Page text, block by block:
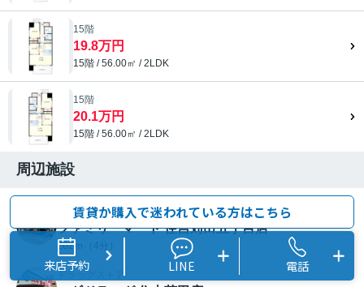
15階
19.8万円
15階 / 56.00㎡ / 2LDK
15階
20.1万円
15階 / 56.00㎡ / 2LDK
周辺施設
コンビニエンスストア
ファミリーマート 住吉苅田五丁目店
262ｍ（4分）
ドラッグストア
賃貸か購入で迷われている方はこちら
来店予約 LINE 電話